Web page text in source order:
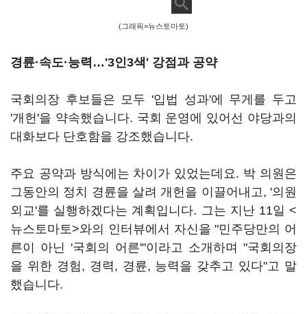
(그래픽=뉴스토마토)
경륜·속도·능력…'3인3색' 강점과 공약
국회의장 후보들은 모두 '입법 성과'에 무게를 두고
'개헌'을 약속했습니다. 국회 운영에 있어선 야당과의
대화보다 단호함을 강조했습니다.
주요 공약과 방식에는 차이가 있었는데요. 박 의원은
그동안의 정치 경륜을 살려 개헌을 이끌어내고, '의원
외교'를 실행하겠다는 계획입니다. 그는 지난 11일 <
뉴스토마토>와의 인터뷰에서 자신을 "민주당만의 어
른이 아닌 '국회의 어른'"이라고 소개하며 "국회의장
을 위한 경험, 경력, 경륜, 능력을 갖추고 있다"고 말
했습니다.